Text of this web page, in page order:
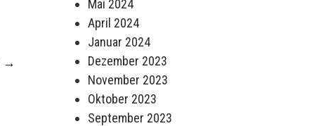
→
Mai 2024
April 2024
Januar 2024
Dezember 2023
November 2023
Oktober 2023
September 2023